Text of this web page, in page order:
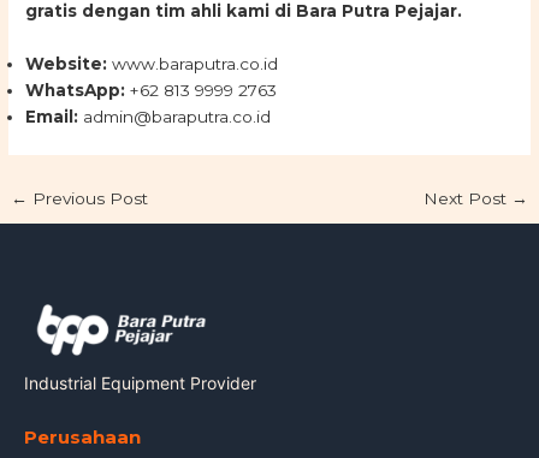
gratis dengan tim ahli kami di Bara Putra Pejajar.
Website: www.baraputra.co.id
WhatsApp: +62 813 9999 2763
Email: admin@baraputra.co.id
← Previous Post Next Post →
Industrial Equipment Provider
Perusahaan